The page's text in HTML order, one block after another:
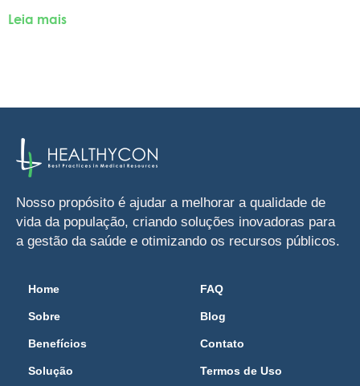
Leia mais
Nosso propósito é ajudar a melhorar a qualidade de
vida da população, criando soluções inovadoras para
a gestão da saúde e otimizando os recursos públicos.
Home
Sobre
Benefícios
Solução
FAQ
Blog
Contato
Termos de Uso